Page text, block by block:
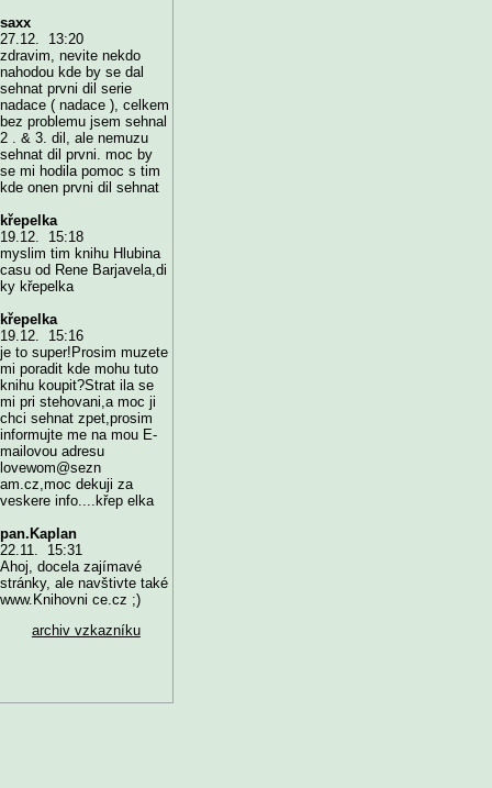
saxx
27.12. 13:20
zdravim, nevite nekdo
nahodou kde by se dal
sehnat prvni dil serie
nadace ( nadace ), celkem
bez problemu jsem sehnal
2 . & 3. dil, ale nemuzu
sehnat dil prvni. moc by
se mi hodila pomoc s tim
kde onen prvni dil sehnat
křepelka
19.12. 15:18
myslim tim knihu Hlubina
casu od Rene Barjavela,di
ky křepelka
křepelka
19.12. 15:16
je to super!Prosim muzete
mi poradit kde mohu tuto
knihu koupit?Strat ila se
mi pri stehovani,a moc ji
chci sehnat zpet,prosim
informujte me na mou E-
mailovou adresu
lovewom@sezn
am.cz,moc dekuji za
veskere info....křep elka
pan.Kaplan
22.11. 15:31
Ahoj, docela zajímavé
stránky, ale navštivte také
www.Knihovni ce.cz ;)
archiv vzkazníku